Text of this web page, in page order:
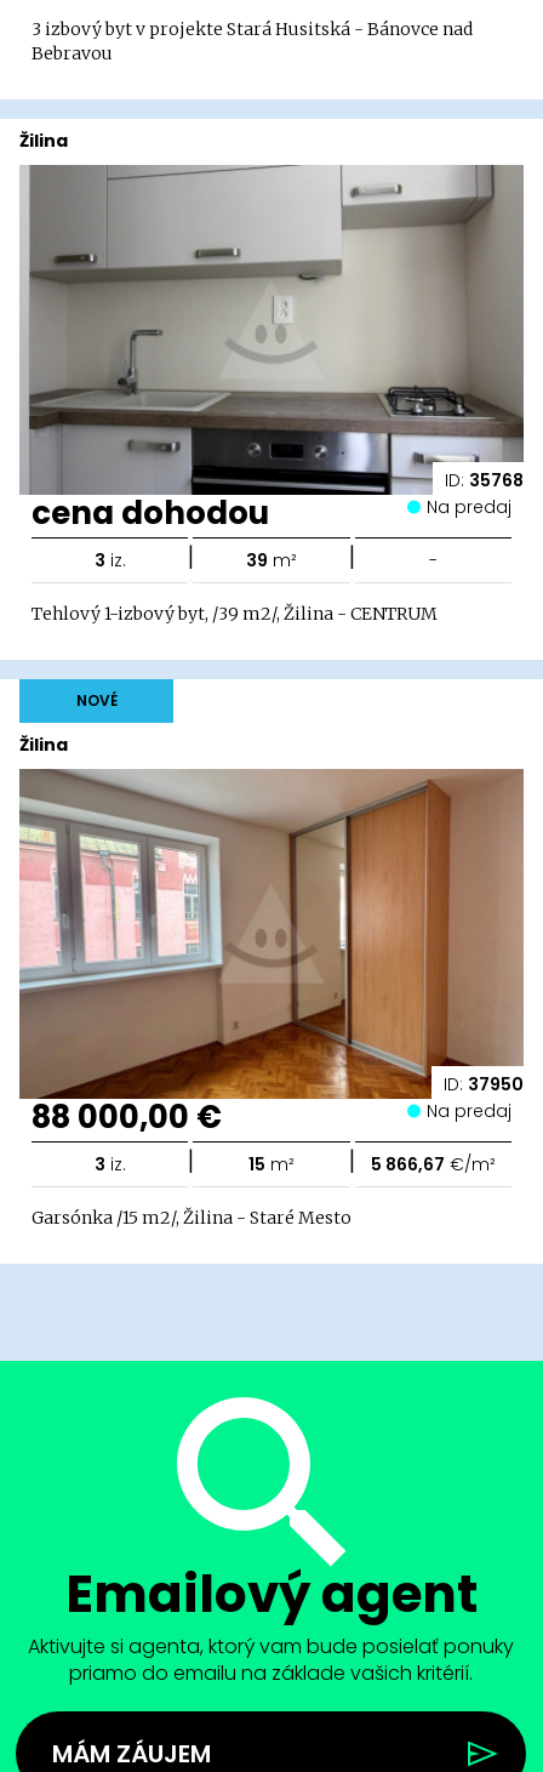
3 izbový byt v projekte Stará Husitská - Bánovce nad
Bebravou
ID: 35768
Žilina
cena dohodou Na predaj
3 iz. | 39 m² | -
Tehlový 1-izbový byt, /39 m2/, Žilina - CENTRUM
ID: 37950
Žilina
NOVÉ
88 000,00 € Na predaj
3 iz. | 15 m² | 5 866,67 €/m²
Garsónka /15 m2/, Žilina - Staré Mesto
Emailový agent
Aktivujte si agenta, ktorý vam bude posielať ponuky
priamo do emailu na základe vašich kritérií.
MÁM ZÁUJEM